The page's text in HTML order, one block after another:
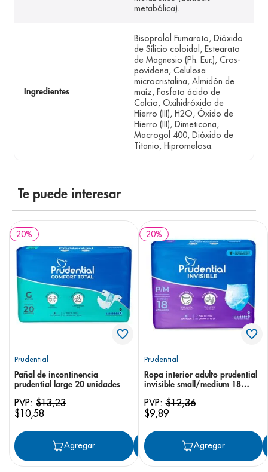
metabólica).
Ingredientes
Bisoprolol Fumarato, Dióxido
de Sílicio coloidal, Estearato
de Magnesio (Ph. Eur.), Cros-
povidona, Celulosa
microcristalina, Almidón de
maíz, Fosfato ácido de
Calcio, Oxihidróxido de
Hierro (III), H2O, Óxido de
Hierro (III), Dimeticona,
Macrogol 400, Dióxido de
Titanio, Hipromelosa.
Te puede interesar
20%
Prudential
Pañal de incontinencia
prudential large 20 unidades
PVP: $13,23
$10,58
Agregar Agregar
20%
Prudential
Ropa interior adulto prudential
invisible small/medium 18
PVP:$12,36
$9,89
Agregar